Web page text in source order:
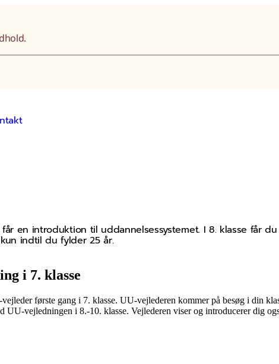
en introduktion til uddannelsessystemet. I 8. klasse får
indtil du fylder 25 år.
i 7. klasse
første gang i 7. klasse. UU-vejlederen kommer på besøg i din
UU-vejledningen i 8.-10. klasse. Vejlederen viser og introducerer dig